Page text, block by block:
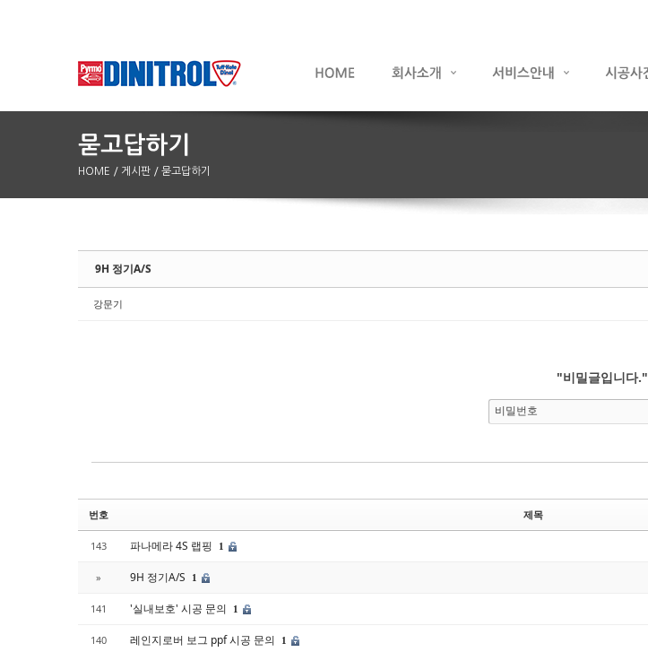
HOME / 게시판 / 묻고답하기
9H 정기A/S
강문기
"비밀글입니다."
비밀번호
번호 제목
143 파나메라 4S 랩핑 1
» 9H 정기A/S 1
141 '실내보호' 시공 문의 1
140 레인지로버 보그 ppf 시공 문의 1
Sketchbook5, 스케치북5
Sketchbook5, 스케치북5